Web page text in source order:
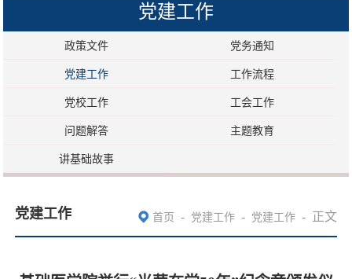
党建工作
政策文件 党务通知
党建工作 工作流程
党校工作 工会工作
问题解答 主题教育
讲基础故事
党建工作 首页 - 党建工作 - 党建工作 - 正文